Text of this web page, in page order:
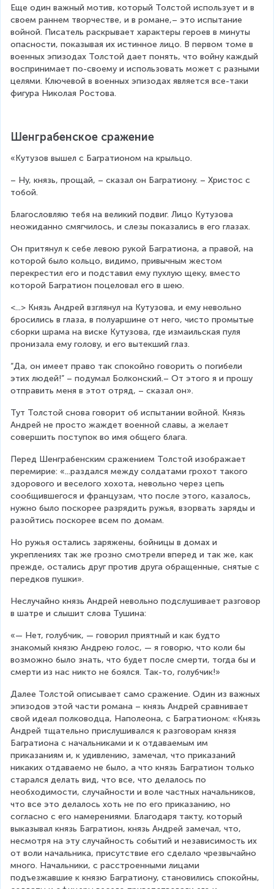
Еще один важный мотив, который Толстой использует и в
своем раннем творчестве, и в романе,– это испытание
войной. Писатель раскрывает характеры героев в минуты
опасности, показывая их истинное лицо. В первом томе в
военных эпизодах Толстой дает понять, что войну каждый
воспринимает по-своему и использовать может с разными
целями. Ключевой в военных эпизодах является все-таки
фигура Николая Ростова.
Шенграбенское сражение
«Кутузов вышел с Багратионом на крыльцо.
– Ну, князь, прощай, – сказал он Багратиону. – Христос с
тобой.
Благословляю тебя на великий подвиг. Лицо Кутузова
неожиданно смягчилось, и слезы показались в его глазах.
Он притянул к себе левою рукой Багратиона, а правой, на
которой было кольцо, видимо, привычным жестом
перекрестил его и подставил ему пухлую щеку, вместо
которой Багратион поцеловал его в шею.
<...> Князь Андрей взглянул на Кутузова, и ему невольно
бросились в глаза, в полуаршине от него, чисто промытые
сборки шрама на виске Кутузова, где измаильская пуля
пронизала ему голову, и его вытекший глаз.
“Да, он имеет право так спокойно говорить о погибели
этих людей!” – подумал Болконский.– От этого я и прошу
отправить меня в этот отряд, – сказал он».
Тут Толстой снова говорит об испытании войной. Князь
Андрей не просто жаждет военной славы, а желает
совершить поступок во имя общего блага.
Перед Шенграбенским сражением Толстой изображает
перемирие: «...раздался между солдатами грохот такого
здорового и веселого хохота, невольно через цепь
сообщившегося и французам, что после этого, казалось,
нужно было поскорее разрядить ружья, взорвать заряды и
разойтись поскорее всем по домам.
Но ружья остались заряжены, бойницы в домах и
укреплениях так же грозно смотрели вперед и так же, как
прежде, остались друг против друга обращенные, снятые с
передков пушки».
Неслучайно князь Андрей невольно подслушивает разговор
в шатре и слышит слова Тушина:
«— Нет, голубчик, — говорил приятный и как будто
знакомый князю Андрею голос, — я говорю, что коли бы
возможно было знать, что будет после смерти, тогда бы и
смерти из нас никто не боялся. Так-то, голубчик!»
Далее Толстой описывает само сражение. Один из важных
эпизодов этой части романа – князь Андрей сравнивает
свой идеал полководца, Наполеона, с Багратионом: «Князь
Андрей тщательно прислушивался к разговорам князя
Багратиона с начальниками и к отдаваемым им
приказаниям и, к удивлению, замечал, что приказаний
никаких отдаваемо не было, а что князь Багратион только
старался делать вид, что все, что делалось по
необходимости, случайности и воле частных начальников,
что все это делалось хоть не по его приказанию, но
согласно с его намерениями. Благодаря такту, который
выказывал князь Багратион, князь Андрей замечал, что,
несмотря на эту случайность событий и независимость их
от воли начальника, присутствие его сделало чрезвычайно
много. Начальники, с расстроенными лицами
подъезжавшие к князю Багратиону, становились спокойны,